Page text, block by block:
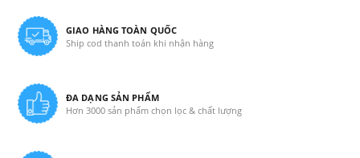
GIAO HÀNG TOÀN QUỐC
Ship cod thanh toán khi nhận hàng
ĐA DẠNG SẢN PHẨM
Hơn 3000 sản phẩm chọn lọc & chất lượng